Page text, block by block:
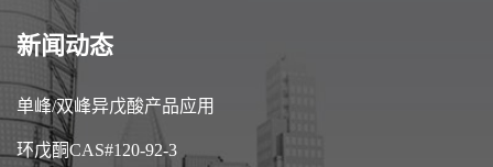
新闻动态
单峰/双峰异戊酸产品应用
环戊酮CAS#120-92-3